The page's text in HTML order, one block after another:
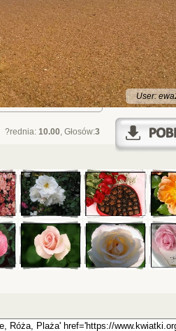
User:
10.00 , Głosów:3